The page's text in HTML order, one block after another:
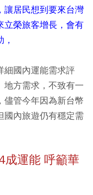
讓居民想到要來台灣
立榮旅客增長，會有
細國內運能需求評
地方需求，不致有一
儘管今年因為新台幣
國內旅遊仍有穩定需
成運能 呼籲華